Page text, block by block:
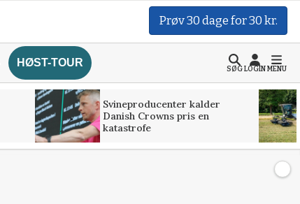
Prøv 30 dage for 30 kr.
HØST-TOUR
SØGLOGINMENU
Svineproducenter kalder
Danish Crowns pris en
katastrofe